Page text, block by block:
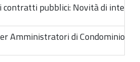
contratti pubblici: Novità di
Amministratori di Condominio